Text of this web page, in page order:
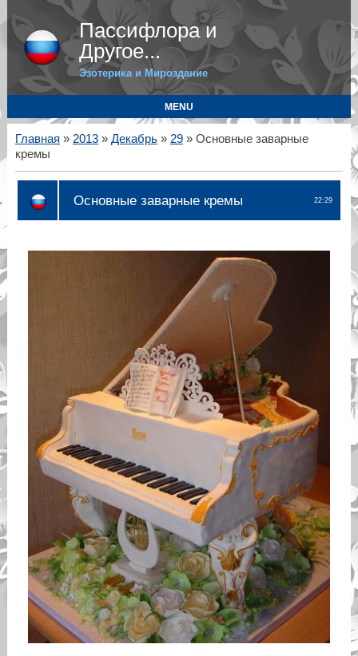
Пассифлора и
Другое...
Эзотерика и Мироздание
MENU
Главная » 2013 » Декабрь » 29» Основные заварные
кремы
22:29
Основные заварные кремы